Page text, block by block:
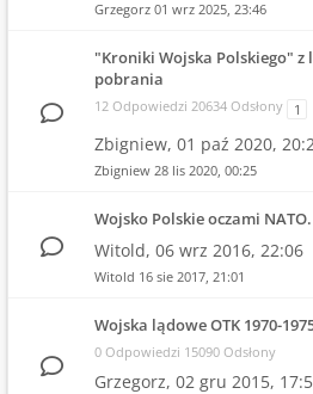
Grzegorz 01 wrz 2025, 23:46
"Kroniki Wojska Polskiego" z
pobrania
12 Odpowiedzi 20634 Odsłony 1
Zbigniew, 01 paź 2020,
Zbigniew 28 lis 2020, 00:25
Wojsko Polskie oczami NATO.
Witold, 06 wrz 2016, 22:06
Witold 16 sie 2017, 21:01
Wojska lądowe OTK 1970-
0 Odpowiedzi 15090 Odsłony
Grzegorz, 02 gru 2015,